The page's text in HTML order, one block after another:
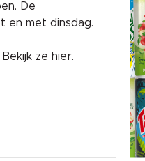
De
en met dinsdag.
Bekijk ze hier.